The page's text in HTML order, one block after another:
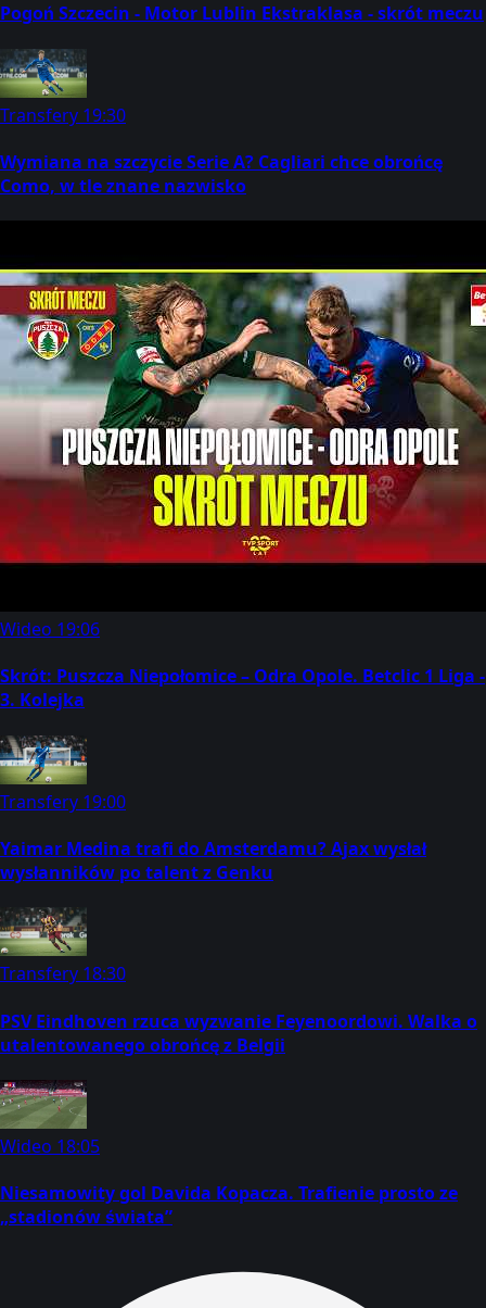
Pogoń Szczecin - Motor Lublin Ekstraklasa - skrót meczu
Transfery 19:30
Wymiana na szczycie Serie A? Cagliari chce obrońcę
Como, w tle znane nazwisko
Wideo 19:06
Skrót: Puszcza Niepołomice – Odra Opole. Betclic 1 Liga -
3. Kolejka
Transfery 19:00
Yaimar Medina trafi do Amsterdamu? Ajax wysłał
wysłanników po talent z Genku
Transfery 18:30
PSV Eindhoven rzuca wyzwanie Feyenoordowi. Walka o
utalentowanego obrońcę z Belgii
Wideo 18:05
Niesamowity gol Davida Kopacza. Trafienie prosto ze
„stadionów świata”